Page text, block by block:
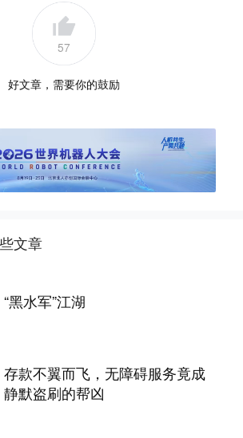
57
好文章，需要你的鼓励
文章
“黑水军”江湖
存款不翼而飞，无障碍服务竟成
静默盗刷的帮凶